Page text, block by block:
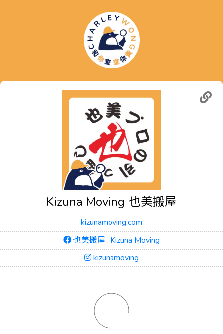
Kizuna Moving 也美搬屋
kizunamoving.com
也美搬屋 . Kizuna Moving
kizunamoving